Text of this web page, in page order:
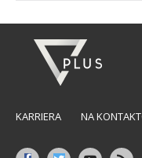
KARRIERA NA